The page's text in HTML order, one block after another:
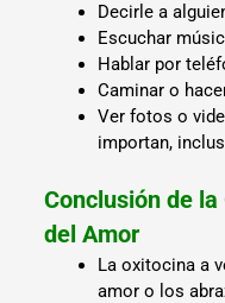
Decirle a
Escuchar
Hablar por
Caminar o
Ver fotos o
importan,
Conclusión de
del Amor
La oxitocina a
amor o los